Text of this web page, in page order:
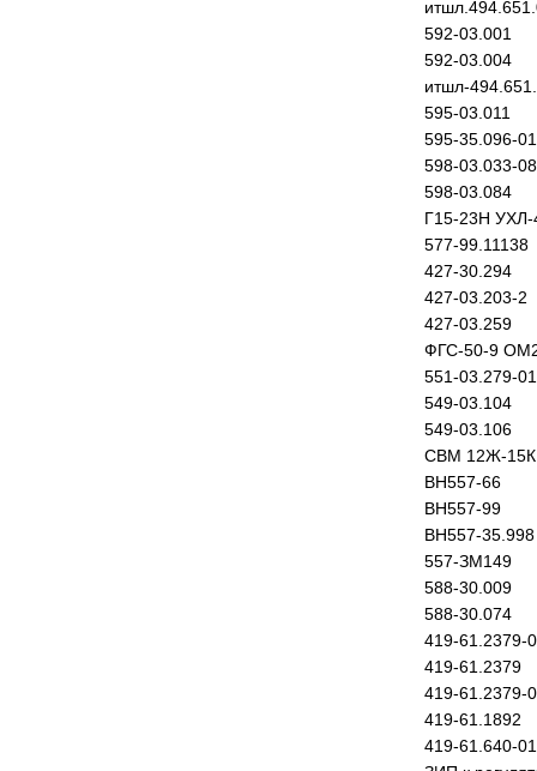
592-03.001
592-03.004
итшл-
595-03.011
595-35.096-01
598-03.033-08
598-03.084
Г15-23Н
577-99.11138
427-30.294
427-03.203-2
427-03.259
ФГС-50-9
551-03.279-01
549-03.104
549-03.106
СВМ 12Ж-15К
ВН557-66
ВН557-99
ВН557-35.998
557-ЗМ149
588-30.009
588-30.074
419-61.2379-
419-61.2379
419-61.2379-
419-61.1892
419-61.640-01